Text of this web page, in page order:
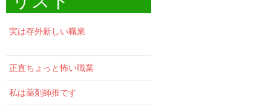
実は存外新しい職業
正直ちょっと怖い職業
私は薬剤師推です